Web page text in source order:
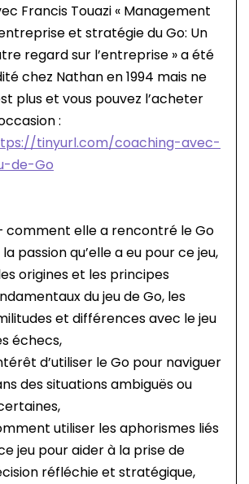
Francis Touazi « Management
et stratégie du Go: Un
regard sur l’entreprise » a été
chez Nathan en 1994 mais ne
plus et vous pouvez l’acheter
:
tinyurl.com/coaching-avec-
de-Go
comment elle a rencontré le Go
passion qu’elle a eu pour ce jeu,
origines et les principes
du jeu de Go, les
et différences avec le jeu
échecs,
d’utiliser le Go pour naviguer
des situations ambiguës ou
utiliser les aphorismes liés
jeu pour aider à la prise de
réfléchie et stratégique,